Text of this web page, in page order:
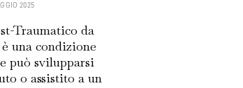
2025
Traumatico da
una condizione
può svilupparsi
o assistito a un